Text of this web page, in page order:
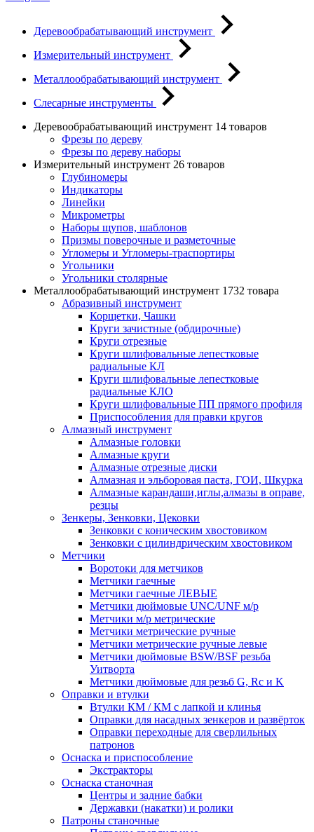
Деревообрабатывающий инструмент
Измерительный инструмент
Металлообрабатывающий инструмент
Слесарные инструменты
Деревообрабатывающий инструмент 14 товаров
Фрезы по дереву
Фрезы по дереву наборы
Измерительный инструмент 26 товаров
Глубиномеры
Индикаторы
Линейки
Микрометры
Наборы щупов, шаблонов
Призмы поверочные и разметочные
Угломеры и Угломеры-траспортиры
Угольники
Угольники столярные
Металлообрабатывающий инструмент 1732 товара
Абразивный инструмент
Корщетки, Чашки
Круги зачистные (обдирочные)
Круги отрезные
Круги шлифовальные лепестковые
радиальные КЛ
Круги шлифовальные лепестковые
радиальные КЛО
Круги шлифовальные ПП прямого профиля
Приспособления для правки кругов
Алмазный инструмент
Алмазные головки
Алмазные круги
Алмазные отрезные диски
Алмазная и эльборовая паста, ГОИ, Шкурка
Алмазные карандаши,иглы,алмазы в оправе,
резцы
Зенкеры, Зенковки, Цековки
Зенковки с коническим хвостовиком
Зенковки с цилиндрическим хвостовиком
Метчики
Воротоки для метчиков
Метчики гаечные
Метчики гаечные ЛЕВЫЕ
Метчики дюймовые UNC/UNF м/р
Метчики м/р метрические
Метчики метрические ручные
Метчики метрические ручные левые
Метчики дюймовые BSW/BSF резьба
Уитворта
Метчики дюймовые для резьб G, Rc и K
Оправки и втулки
Втулки КМ / КМ с лапкой и клинья
Оправки для насадных зенкеров и развёрток
Оправки переходные для сверлильных
патронов
Оснаска и приспособление
Экстракторы
Оснаска станочная
Центры и задние бабки
Державки (накатки) и ролики
Патроны станочные